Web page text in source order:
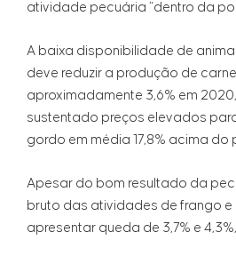
atividade pecuária “dentro da
A baixa disponibilidade de
deve reduzir a produção de
aproximadamente 3,6% em
sustentado preços elevados
gordo em média 17,8% acima do
Apesar do bom resultado da
bruto das atividades de frango e
apresentar queda de 3,7% e